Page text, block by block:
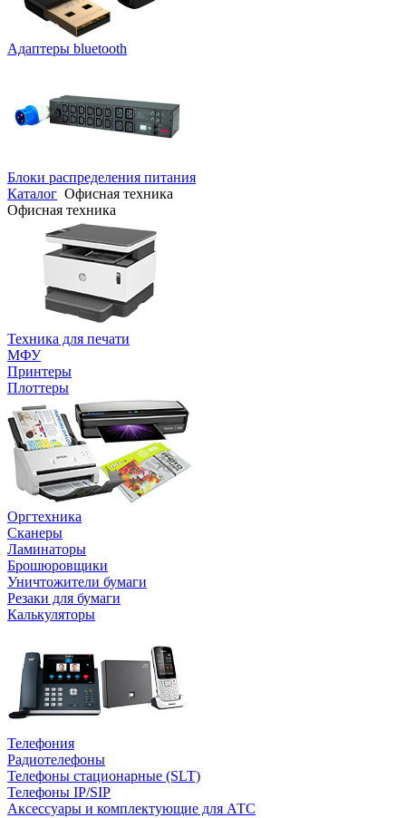
Адаптеры bluetooth
Блоки распределения питания
Каталог Офисная техника
Офисная техника
Техника для печати
МФУ
Принтеры
Плоттеры
Оргтехника
Сканеры
Ламинаторы
Брошюровщики
Уничтожители бумаги
Резаки для бумаги
Калькуляторы
Телефония
Радиотелефоны
Телефоны стационарные (SLT)
Телефоны IP/SIP
Аксессуары и комплектующие для АТС